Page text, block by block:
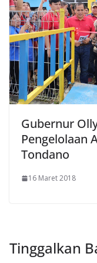
Gubernur
Pengelolaan
Tondano
16 Maret 2018
Tinggalkan